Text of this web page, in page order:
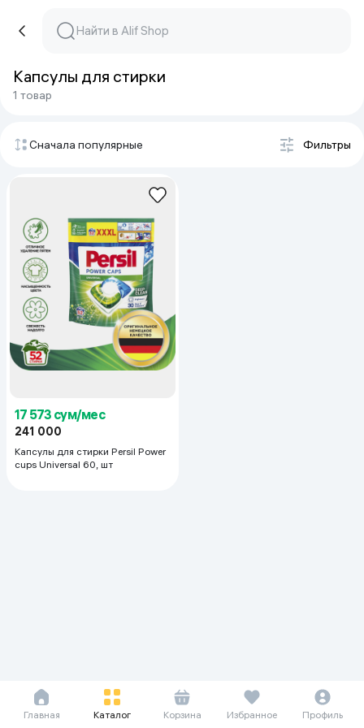
Капсулы для стирки
1 товар
Сначала популярные Фильтры
17 573 сум/мес
241 000
Капсулы для стирки Persil Power
cups Universal 60, шт
Главная Каталог Корзина Избранное Профиль